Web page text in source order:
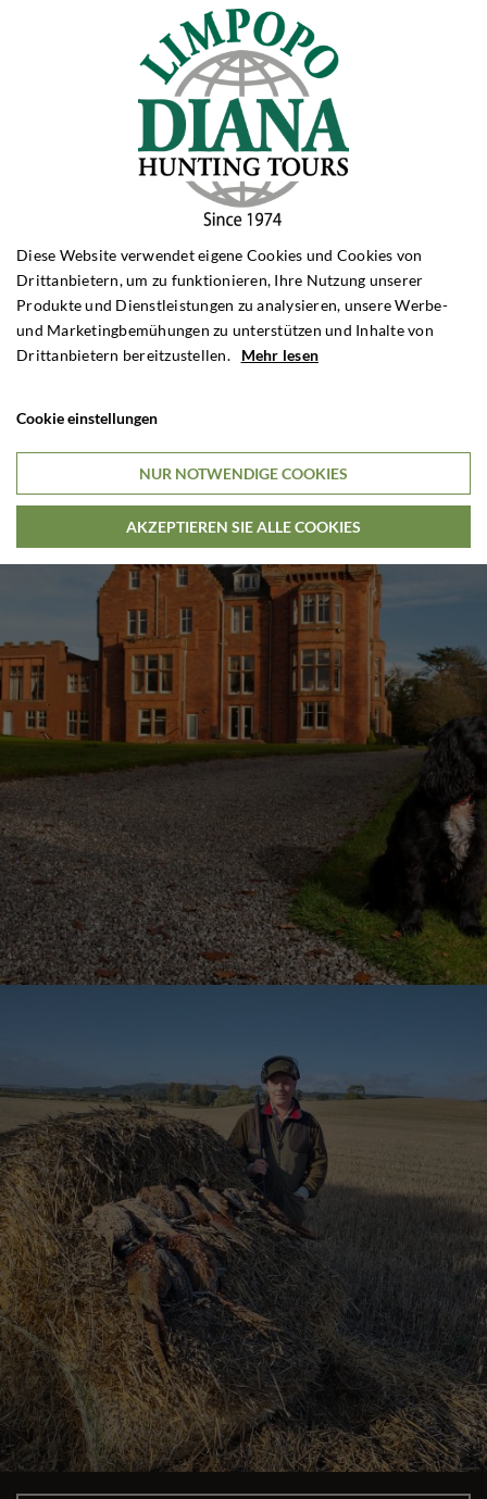
Diese Website verwendet eigene Cookies und Cookies von
Drittanbietern, um zu funktionieren, Ihre Nutzung unserer
Produkte und Dienstleistungen zu analysieren, unsere Werbe-
und Marketingbemühungen zu unterstützen und Inhalte von
Drittanbietern bereitzustellen. Mehr lesen
Cookie einstellungen
NUR NOTWENDIGE COOKIES
AKZEPTIEREN SIE ALLE COOKIES